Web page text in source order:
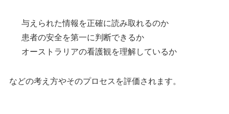
与えられた情報を正確に読み取れるのか
患者の安全を第一に判断できるか
オーストラリアの看護観を理解しているか
などの考え方やそのプロセスを評価されます。